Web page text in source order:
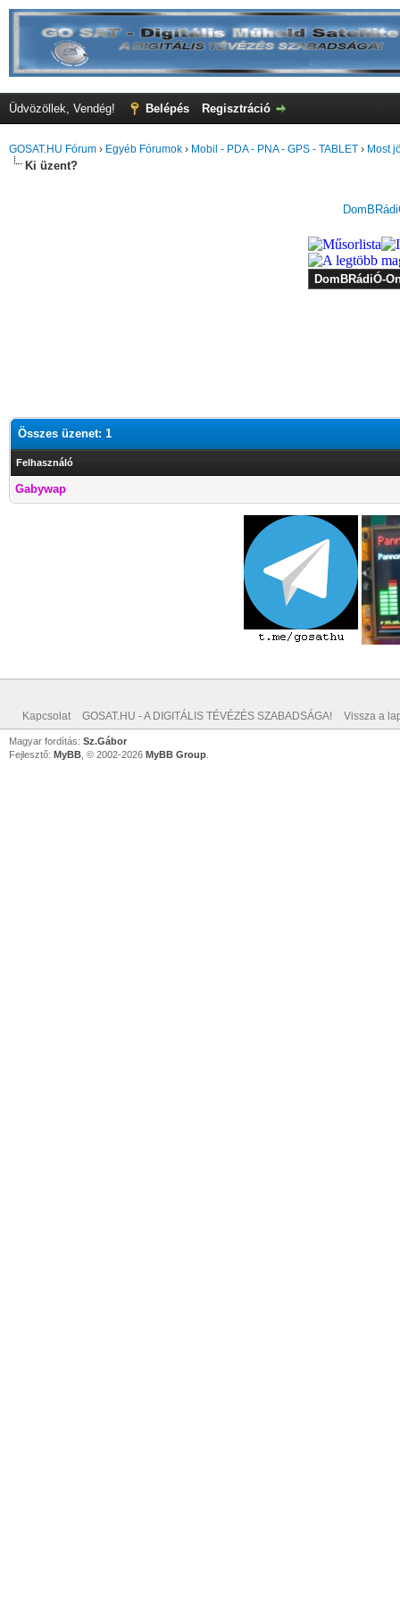
Üdvözöllek, Vendég! Belépés Regisztráció
GOSAT.HU Fórum › Egyéb Fórumok › Mobil - PDA - PNA - GPS - TABLET › Most
Ki üzent?
Összes üzenet: 1
Felhasználó
Gabywap
Kapcsolat GOSAT.HU - A DIGITÁLIS TÉVÉZÉS SZABADSÁGA! Vissza a
Magyar fordítás: Sz.Gábor
Fejlesztő: MyBB , © 2002-2026 MyBB Group